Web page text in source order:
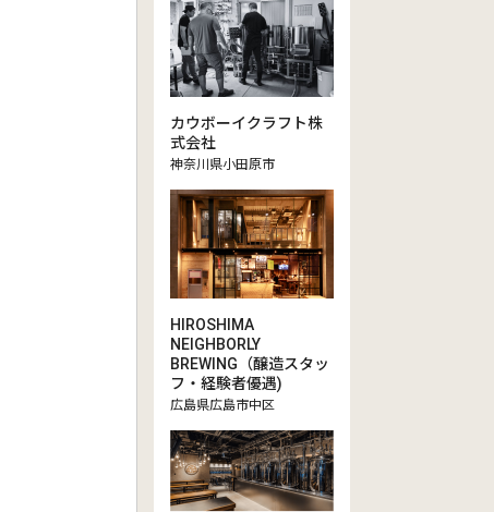
カウボーイクラフト株
式会社
神奈川県小田原市
HIROSHIMA
NEIGHBORLY
BREWING（醸造スタッ
フ・経験者優遇)
広島県広島市中区